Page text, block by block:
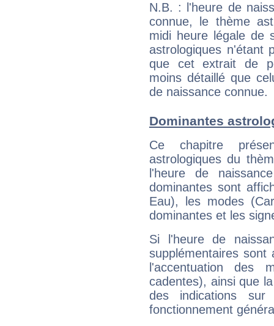
N.B. : l'heure de
connue, le thème
midi heure légale de
astrologiques n'étant
que cet extrait de
moins détaillé que
de naissance connue.
Dominantes
Ce chapitre
astrologiques du
l'heure de
dominantes sont
Eau), les modes
dominantes et les
Si l'heure de
supplémentaires sont
l'accentuation des
cadentes), ainsi que
des indications sur
fonctionnement